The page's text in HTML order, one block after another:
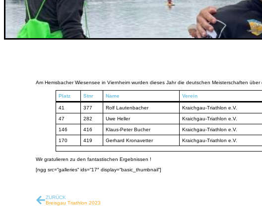
Am Hemsbacher Wiesensee in Viernheim wurden dieses Jahr die deutschen Meisterschaften
Platz Stnr Name Verein
41 377 Rolf Lautenbacher Kraichgau-Triathlon e.V.
47
282 Uwe Heller Kraichgau-Triathlon e.V.
146
416 Klaus-Peter Bucher Kraichgau-Triathlon e.V.
170
419 Gerhard Kronavetter Kraichgau-Triathlon e.V.
Wir gratulieren zu den fantastischen Ergebnissen !
[ngg src=“galleries“ ids=“17″ display=“basic_thumbnail“]
ZURÜCK
Breisgau Triathlon 2023